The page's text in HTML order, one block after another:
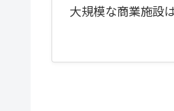
大規模な商業施設